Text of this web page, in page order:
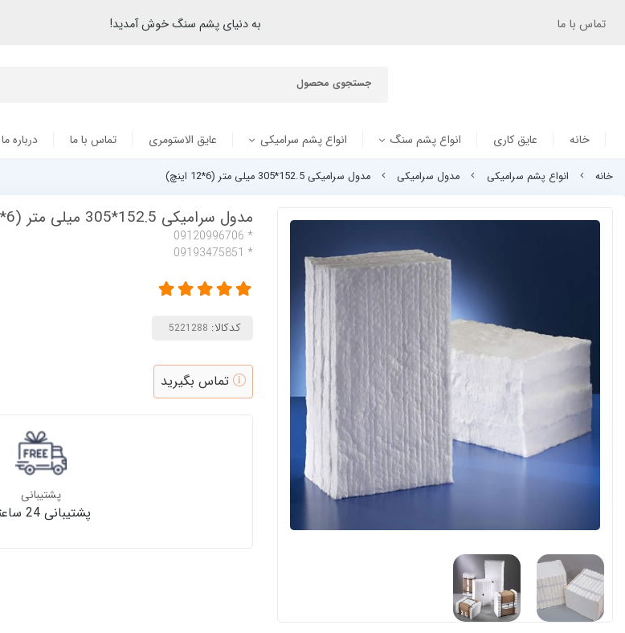
تماس با ما به دنیای پشم سنگ خوش آمدید!
خانه عایق کاری انواع پشم سنگ انواع پشم سرامیکی عایق الاستومری تماس با ما درباره ما
خانه انواع پشم سرامیکی مدول سرامیکی مدول سرامیکی 152.5*305 میلی متر (6*12 اینچ)
مدول سرامیکی 152.5*305 میلی متر (6*12 اینچ)
* 09120996706
* 09193475851
کدکالا:
تماس بگیرید
پشتیبانی
پشتیبانی 24 ساعته